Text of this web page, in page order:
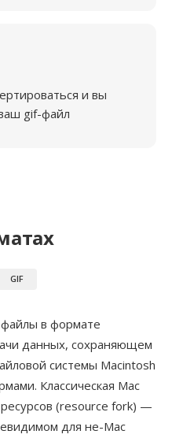
и вы
gif-файл
GIF
в формате
данных, сохраняющем
системы Macintosh
Классическая Mac
(resource fork) —
для не-Mac